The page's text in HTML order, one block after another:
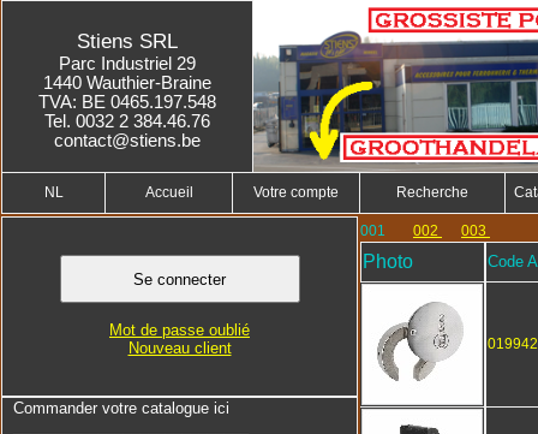
Stiens SRL
Parc Industriel 29
1440 Wauthier-Braine
TVA: BE 0465.197.548
Tel. 0032 2 384.46.76
contact@stiens.be
NL Accueil Votre compte Recherche
Commander votre catalogue ici
Mot de passe oublié
Nouveau client
001 002 003
Photo Code
019942